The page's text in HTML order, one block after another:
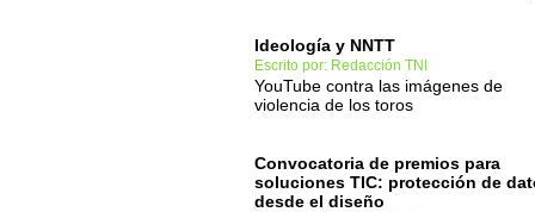
Ideología y NNTT
Escrito por: Redacción TNI
YouTube contra las imágenes de
violencia de los toros
Convocatoria de premios para
soluciones TIC: protección de
desde el diseño